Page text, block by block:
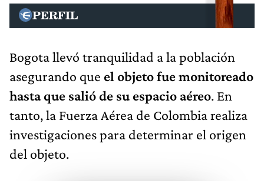
Bogota llevó tranquilidad a la población
asegurando que el objeto fue monitoreado
hasta que salió de su espacio aéreo. En
tanto, la Fuerza Aérea de Colombia realiza
investigaciones para determinar el origen
del objeto.